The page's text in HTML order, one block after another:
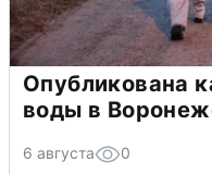
Опубликована
воды в
6 августа 0